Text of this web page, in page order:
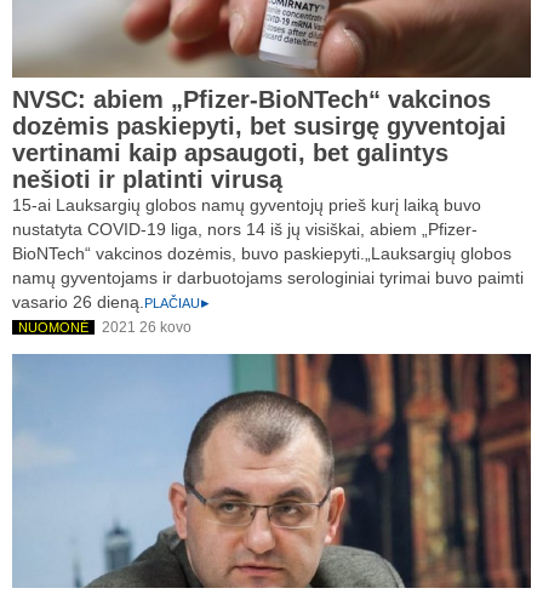
NVSC: abiem „Pfizer-BioNTech“ vakcinos
dozėmis paskiepyti, bet susirgę gyventojai
vertinami kaip apsaugoti, bet galintys
nešioti ir platinti virusą
15-ai Lauksargių globos namų gyventojų prieš kurį laiką buvo
nustatyta COVID-19 liga, nors 14 iš jų visiškai, abiem „Pfizer-
BioNTech“ vakcinos dozėmis, buvo paskiepyti.„Lauksargių globos
namų gyventojams ir darbuotojams serologiniai tyrimai buvo paimti
vasario 26 dieną. PLAČIAU
NUOMONĖ
2021 26 kovo